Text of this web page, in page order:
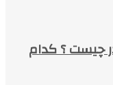
چیست ؟ کدام